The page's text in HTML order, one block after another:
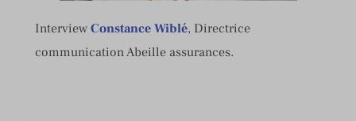
InterviewConstance Wiblé, Directrice
communication Abeille assurances.